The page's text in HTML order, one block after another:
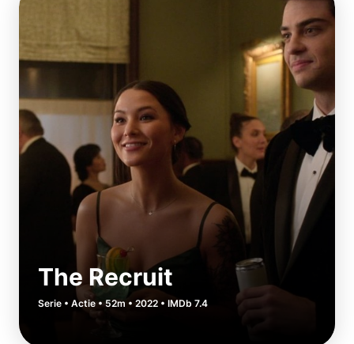
The Recruit
Serie • Actie • 52m • 2022 • IMDb 7.4